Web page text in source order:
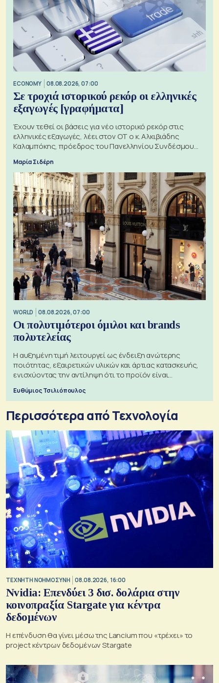
ECONOMY 08.08.2026, 07:00
Σε τροχιά ιστορικού ρεκόρ οι ελληνικές
εξαγωγές [γραφήματα]
Έχουν τεθεί οι βάσεις για νέο ιστορικό ρεκόρ στις
ελληνικές εξαγωγές, λέει στον ΟΤ ο κ. Αλκιβιάδης
Καλαμπόκης, πρόεδρος του Πανελληνίου Συνδέσμου
Μαρία Σιδέρη
WORLD 08.08.2026, 07:00
Οι πολυτιμότεροι όμιλοι και brands
πολυτελείας
Η αυξημένη τιμή λειτουργεί ως ένδειξη ανώτερης
ποιότητας, εξαιρετικών υλικών και άρτιας κατασκευής,
ενισχύοντας την αντίληψη ότι το προϊόν είναι
ξεχωριστό
Ευθύμιος Τσιλιόπουλος
Περισσότερα από Τεχνολογία
TΕΧΝΗΤΗ ΝΟΗΜΟΣΥΝΗ 08.08.2026, 16:00
Nvidia: Επενδύει 3 δισ. δολάρια στην
κοινοπραξία Stargate για κέντρα
δεδομένων
Η επένδυση θα γίνει μέσω της Lancium που «τρέχει» το
project κέντρων δεδομένων Stargate